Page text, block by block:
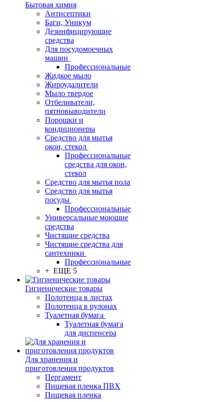
Бытовая химия
Антисептики
Баги, Уникум
Дезинфицирующие
средства
Для посудомоечных
машин
Профессиональные
Жидкое мыло
Жироудалители
Мыло твердое
Отбеливатели,
пятновыводители
Порошки и
кондиционеры
Средство для мытья
окон, стекол
Профессиональные
средства для окон,
стекол
Средство для мытья пола
Средство для мытья
посуды
Профессиональные
Универсальные моющие
средства
Чистящие средства
Чистящие средства для
сантехники
Профессиональные
+ ЕЩЕ 5
Гигиенические товары
Полотенца в листах
Полотенца в рулонах
Туалетная бумага
Туалетная бумага
для диспенсера
Для хранения и
приготовления продуктов
Пергамент
Пищевая пленка ПВХ
Пищевая пленка